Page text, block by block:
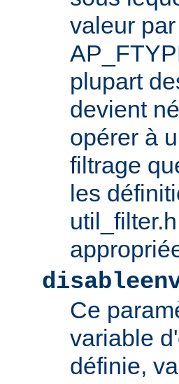
valeur
plupart
devient
opérer à
filtrage
les
Ce
variable
définie,